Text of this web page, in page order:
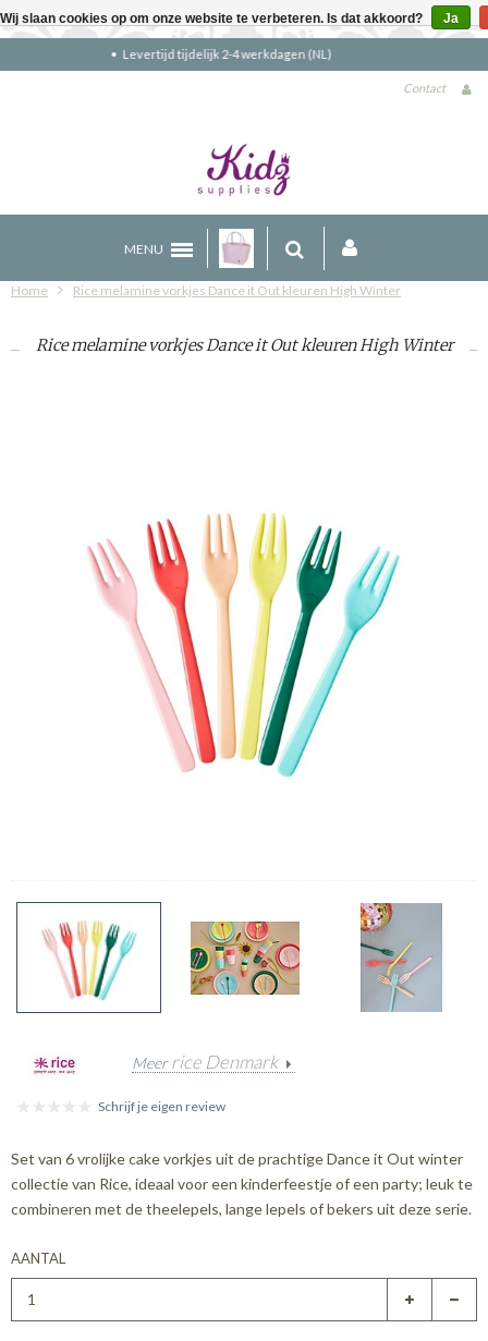
Gratis verzending boven €90 (NL)
Contact
MENU
Home Rice melamine vorkjes Dance it Out kleuren High Winter
Rice melamine vorkjes Dance it Out kleuren High Winter
Meerrice Denmark
Schrijf je eigen review
Set van 6 vrolijke cake vorkjes uit de prachtige Dance it Out winter
collectie van Rice, ideaal voor een kinderfeestje of een party; leuk te
combineren met de theelepels, lange lepels of bekers uit deze serie.
AANTAL
Wij slaan cookies op om onze website te verbeteren. Is dat akkoord? Ja